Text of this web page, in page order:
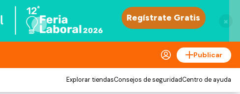
×
Publicar
Explorar tiendasConsejos de seguridadCentro de ayuda